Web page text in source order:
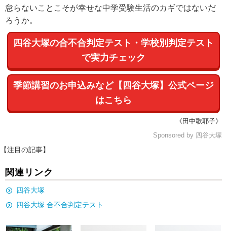
怠らないことこそが幸せな中学受験生活のカギではないだ
ろうか。
四谷大塚の合不合判定テスト・学校別判定テスト
で実力チェック
季節講習のお申込みなど【四谷大塚】公式ページ
はこちら
《田中歌耶子》
Sponsored by 四谷大塚
【注目の記事】
関連リンク
四谷大塚
四谷大塚 合不合判定テスト